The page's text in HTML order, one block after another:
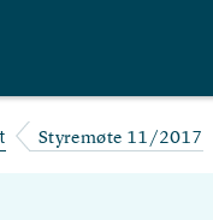
Styremøte 11/2017